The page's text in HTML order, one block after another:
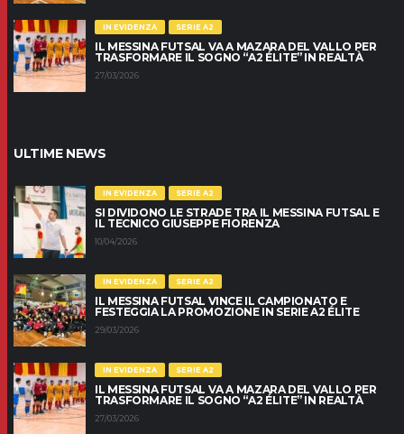
IN EVIDENZA SERIE A2
IL MESSINA FUTSAL VA A MAZARA DEL VALLO PER
TRASFORMARE IL SOGNO “A2 ÉLITE” IN REALTÀ
27/03/2026
ULTIME NEWS
IN EVIDENZA SERIE A2
SI DIVIDONO LE STRADE TRA IL MESSINA FUTSAL E
IL TECNICO GIUSEPPE FIORENZA
10/04/2026
IN EVIDENZA SERIE A2
IL MESSINA FUTSAL VINCE IL CAMPIONATO E
FESTEGGIA LA PROMOZIONE IN SERIE A2 ÉLITE
29/03/2026
IN EVIDENZA SERIE A2
IL MESSINA FUTSAL VA A MAZARA DEL VALLO PER
TRASFORMARE IL SOGNO “A2 ÉLITE” IN REALTÀ
27/03/2026